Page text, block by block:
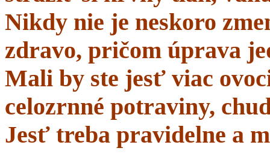
Nikdy nie je neskoro
zdravo, pričom úprava
Mali by ste jesť viac
celozrnné potraviny,
Jesť treba pravidelne a